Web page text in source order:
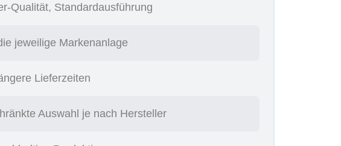
Qualität, Standardausführung
jeweilige Markenanlage
Lieferzeiten
Auswahl je nach Hersteller